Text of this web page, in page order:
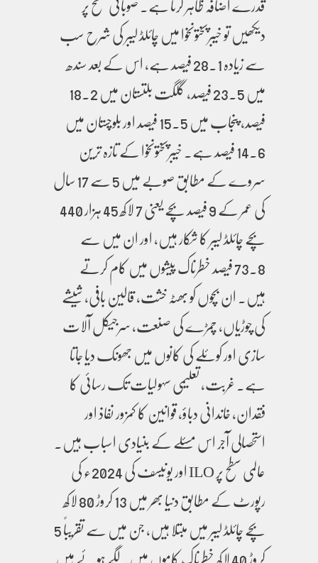
دیکھیں تو خیبرپختونخوا میں چائلڈ لیبر کی شرح سب
سے زیادہ 28.1 فیصد ہے، اس کے بعد سندھ
میں 23.5 فیصد، گلگت بلتستان میں 18.2
فیصد، پنجاب میں 15.5 فیصد اور بلوچستان میں
14.6 فیصد ہے۔ خیبرپختونخوا کے تازہ ترین
سروے کے مطابق صوبے میں 5 سے 17 سال
کی عمر کے 9 فیصد بچے یعنی 7 لاکھ 45 ہزار 440
بچے چائلڈ لیبر کا شکار ہیں، اور ان میں سے
73.8 فیصد خطرناک پیشوں میں کام کرتے
ہیں۔ ان بچوں کو بھٹہ خشت، قالین بافی، شیشے
کی چوڑیاں، چمڑے کی صنعت، سرجیکل آلات
سازی اور کوئلے کی کانوں میں جھونک دیا جاتا
ہے۔ غربت، تعلیمی سہولیات تک رسائی کا
فقدان، خاندانی دباؤ، قوانین کا کمزور نفاذ اور
استحصالی آجر اس مسئلے کے بنیادی اسباب ہیں۔
عالمی سطح پر ILO اور یونیسف کی 2024ء کی
رپورٹ کے مطابق دنیا بھر میں 13 کروڑ 80 لاکھ
بچے چائلڈ لیبر میں مبتلا ہیں، جن میں سے تقریباً 5